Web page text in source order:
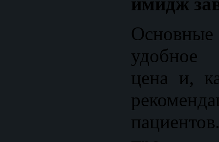
удобное
цена и,